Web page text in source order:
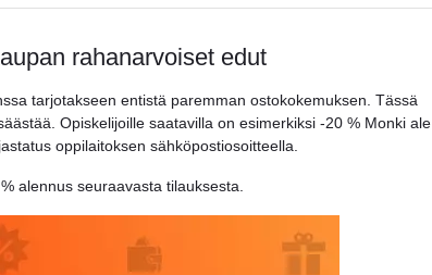
rahanarvoiset edut
tarjotakseen entistä paremman ostokokemuksen. Tässä
Opiskelijoille saatavilla on esimerkiksi -20 % Monki ale
oppilaitoksen sähköpostiosoitteella.
alennus seuraavasta tilauksesta.